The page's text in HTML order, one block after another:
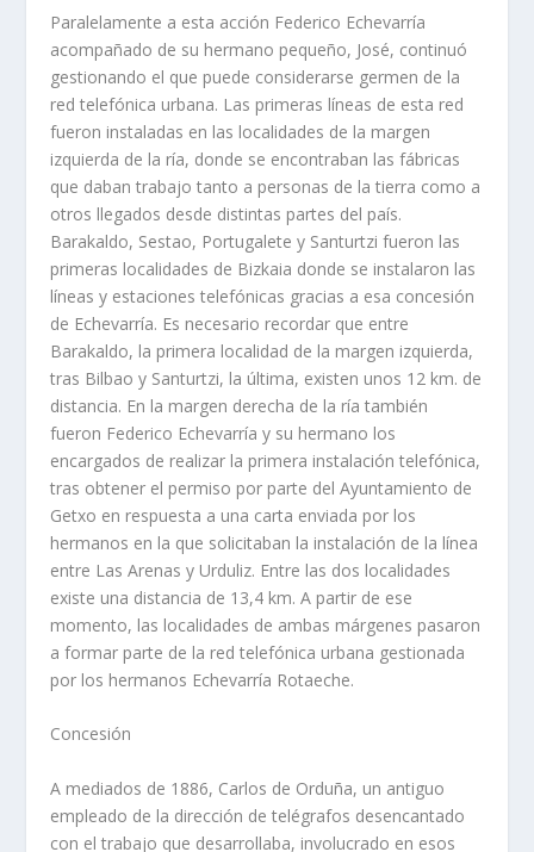
Paralelamente a esta acción Federico Echevarría
acompañado de su hermano pequeño, José, continuó
gestionando el que puede considerarse germen de la
red telefónica urbana. Las primeras líneas de esta red
fueron instaladas en las localidades de la margen
izquierda de la ría, donde se encontraban las fábricas
que daban trabajo tanto a personas de la tierra como a
otros llegados desde distintas partes del país.
Barakaldo, Sestao, Portugalete y Santurtzi fueron las
primeras localidades de Bizkaia donde se instalaron las
líneas y estaciones telefónicas gracias a esa concesión
de Echevarría. Es necesario recordar que entre
Barakaldo, la primera localidad de la margen izquierda,
tras Bilbao y Santurtzi, la última, existen unos 12 km. de
distancia. En la margen derecha de la ría también
fueron Federico Echevarría y su hermano los
encargados de realizar la primera instalación telefónica,
tras obtener el permiso por parte del Ayuntamiento de
Getxo en respuesta a una carta enviada por los
hermanos en la que solicitaban la instalación de la línea
entre Las Arenas y Urduliz. Entre las dos localidades
existe una distancia de 13,4 km. A partir de ese
momento, las localidades de ambas márgenes pasaron
a formar parte de la red telefónica urbana gestionada
por los hermanos Echevarría Rotaeche.
Concesión
A mediados de 1886, Carlos de Orduña, un antiguo
empleado de la dirección de telégrafos desencantado
con el trabajo que desarrollaba, involucrado en esos